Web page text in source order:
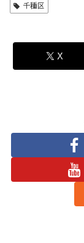
千種区
X